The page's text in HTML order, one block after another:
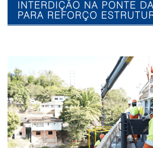
INTERDIÇÃO NA PONTE
PARA REFORÇO